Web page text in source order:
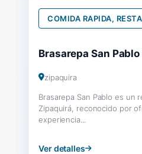
COMIDA RAPIDA,
Brasarepa San Pablo
zipaquira
Brasarepa San Pablo es un
Zipaquirá, reconocido por
experiencia...
Ver detalles